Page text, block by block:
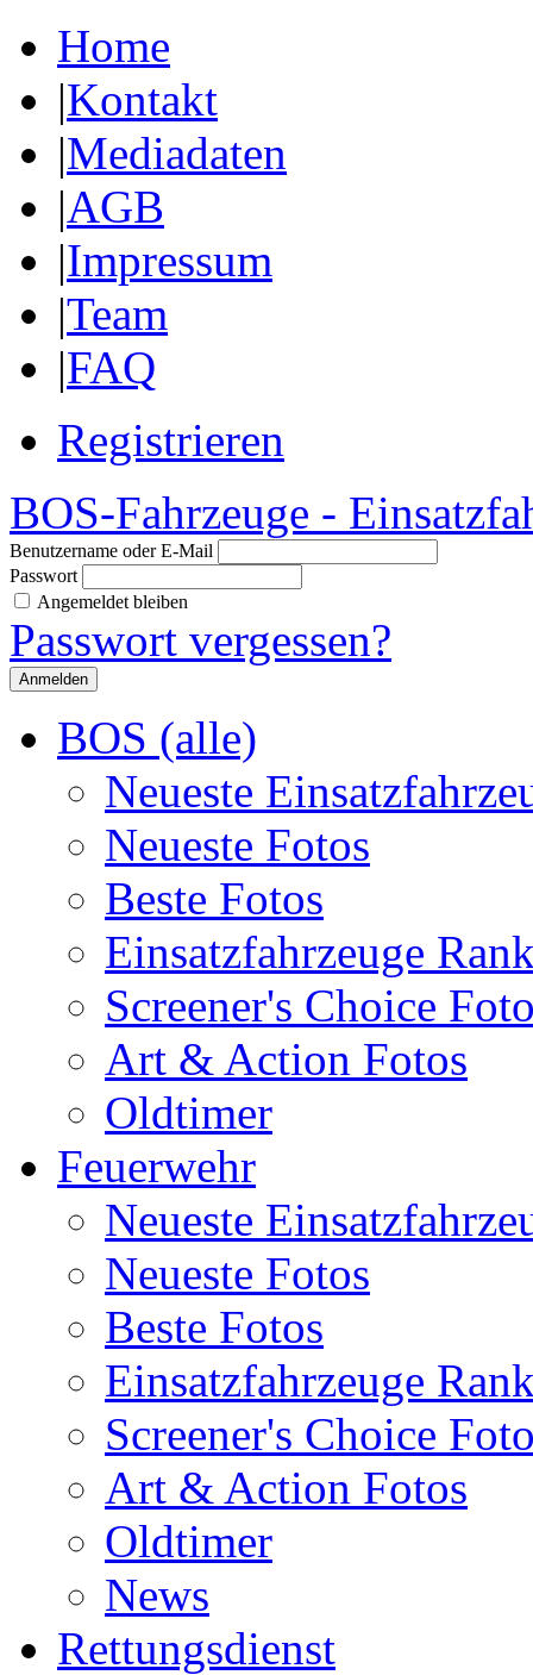
Home
|Kontakt
|Mediadaten
|AGB
|Impressum
|Team
|FAQ
Registrieren
BOS-Fahrzeuge -
Benutzername oder E-Mail
Passwort
Angemeldet bleiben
Passwort vergessen?
BOS (alle)
Neueste
Neueste Fotos
Beste Fotos
Einsatzfahrzeuge
Screener's Choice
Art & Action Fotos
Oldtimer
Feuerwehr
Neueste
Neueste Fotos
Beste Fotos
Einsatzfahrzeuge
Screener's Choice
Art & Action Fotos
Oldtimer
News
Rettungsdienst